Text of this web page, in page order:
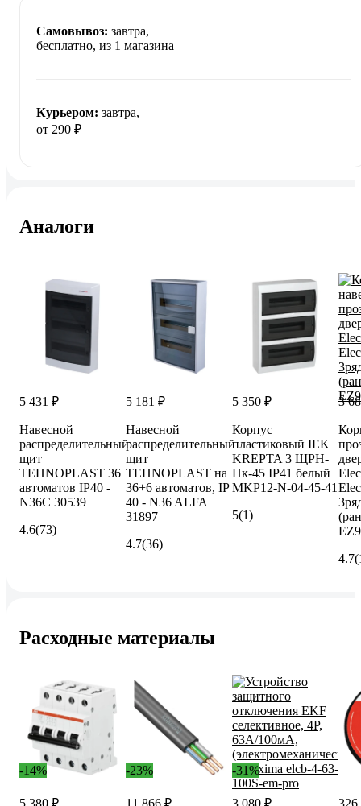
Самовывоз: завтра,
бесплатно, из 1 магазина
Курьером: завтра,
от 290 ₽
Аналоги
5 431 ₽
Навесной
распределительный
щит
TEHNOPLAST 36
автоматов IP40 -
N36C 30539
4.6(73)
5 181 ₽
Навесной
распределительный
щит
TEHNOPLAST на
36+6 автоматов, IP
40 - N36 ALFA
31897
4.7(36)
5 350 ₽
Корпус
пластиковый IEK
KREPTA 3 ЩРН-
Пк-45 IP41 белый
MKP12-N-04-45-41
5(1)
3
4.7
Расходные материалы
-14%
5 380 ₽
-23%
11 866 ₽
-31%
3 080 ₽ 326